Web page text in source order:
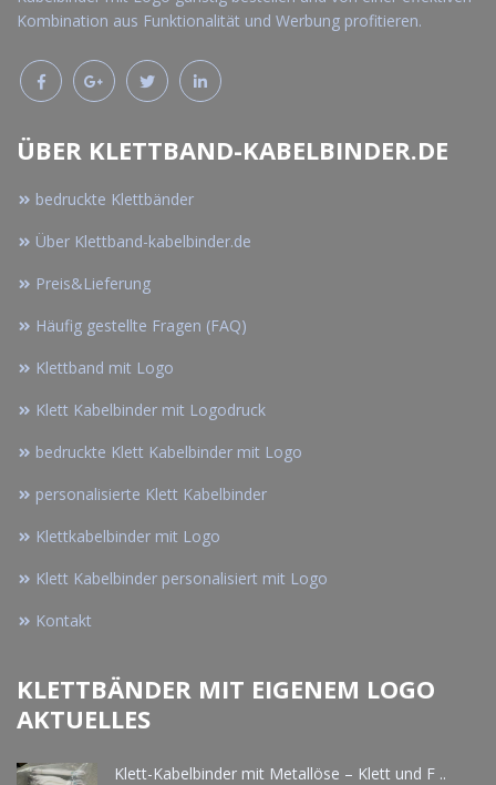
Kombination aus Funktionalität und Werbung profitieren.
ÜBER KLETTBAND-KABELBINDER.DE
bedruckte Klettbänder
Über Klettband-kabelbinder.de
Preis&Lieferung
Häufig gestellte Fragen (FAQ)
Klettband mit Logo
Klett Kabelbinder mit Logodruck
bedruckte Klett Kabelbinder mit Logo
personalisierte Klett Kabelbinder
Klettkabelbinder mit Logo
Klett Kabelbinder personalisiert mit Logo
Kontakt
KLETTBÄNDER MIT EIGENEM LOGO
AKTUELLES
Klett-Kabelbinder mit Metallöse – Klett und F ..